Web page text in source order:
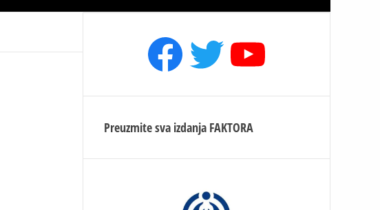
Facebook
TwitterYouTube
Preuzmite sva izdanja FAKTORA